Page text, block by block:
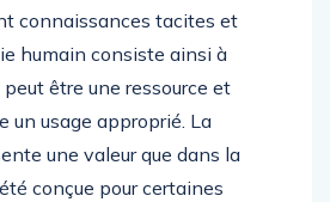
connaissances tacites et
humain consiste ainsi à
être une ressource et
un usage approprié. La
une valeur que dans la
conçue pour certaines